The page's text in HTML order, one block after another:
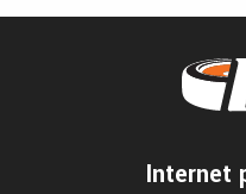
Internet